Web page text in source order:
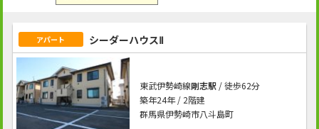
アパート シーダーハウスⅡ
東武伊勢崎線剛志駅/ 徒歩62分
築年24年 / 2階建
群馬県伊勢崎市八斗島町